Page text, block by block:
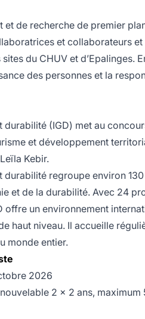
et de recherche de premier
et collaborateurs et
du CHUV et d’Epalinges.
des personnes et la
durabilité (IGD) met au
et développement
Kebir.
durabilité regroupe environ
et de la durabilité. Avec 24
offre un environnement
haut niveau. Il accueille
monde entier.
2026
2 x 2 ans, maximum